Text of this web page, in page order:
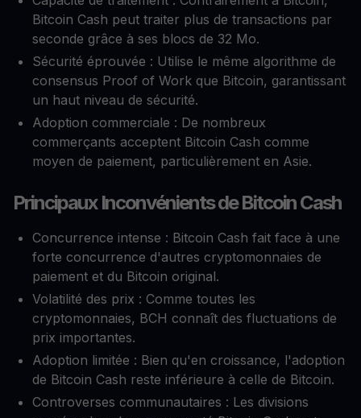
Bitcoin Cash peut traiter plus de transactions par
seconde grâce à ses blocs de 32 Mo.
Sécurité éprouvée : Utilise le même algorithme de
consensus Proof of Work que Bitcoin, garantissant
un haut niveau de sécurité.
Adoption commerciale : De nombreux
commerçants acceptent Bitcoin Cash comme
moyen de paiement, particulièrement en Asie.
Principaux Inconvénients de Bitcoin Cash
Concurrence intense : Bitcoin Cash fait face à une
forte concurrence d'autres cryptomonnaies de
paiement et du Bitcoin original.
Volatilité des prix : Comme toutes les
cryptomonnaies, BCH connaît des fluctuations de
prix importantes.
Adoption limitée : Bien qu'en croissance, l'adoption
de Bitcoin Cash reste inférieure à celle de Bitcoin.
Controverses communautaires : Les divisions